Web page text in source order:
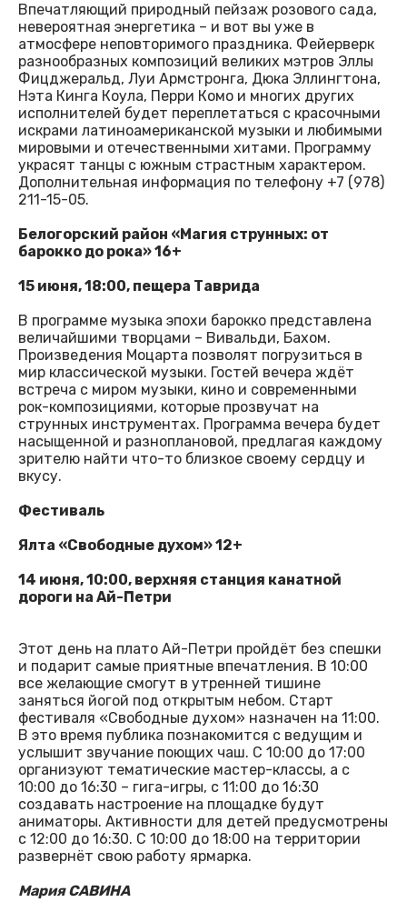
Впечатляющий природный пейзаж розового сада,
невероятная энергетика – и вот вы уже в
атмосфере неповторимого праздника. Фейерверк
разнообразных композиций великих мэтров Эллы
Фицджеральд, Луи Армстронга, Дюка Эллингтона,
Нэта Кинга Коула, Перри Комо и многих других
исполнителей будет переплетаться с красочными
искрами латиноамериканской музыки и любимыми
мировыми и отечественными хитами. Программу
украсят танцы с южным страстным характером.
Дополнительная информация по телефону +7 (978)
211-15-05.
Белогорский район «Магия струнных: от
барокко до рока» 16+
15 июня, 18:00, пещера Таврида
В программе музыка эпохи барокко представлена
величайшими творцами – Вивальди, Бахом.
Произведения Моцарта позволят погрузиться в
мир классической музыки. Гостей вечера ждёт
встреча с миром музыки, кино и современными
рок-композициями, которые прозвучат на
струнных инструментах. Программа вечера будет
насыщенной и разноплановой, предлагая каждому
зрителю найти что-то близкое своему сердцу и
вкусу.
Фестиваль
Ялта «Свободные духом» 12+
14 июня, 10:00, верхняя станция канатной
дороги на Ай-Петри
Этот день на плато Ай-Петри пройдёт без спешки
и подарит самые приятные впечатления. В 10:00
все желающие смогут в утренней тишине
заняться йогой под открытым небом. Старт
фестиваля «Свободные духом» назначен на 11:00.
В это время публика познакомится с ведущим и
услышит звучание поющих чаш. С 10:00 до 17:00
организуют тематические мастер-классы, а с
10:00 до 16:30 – гига-игры, с 11:00 до 16:30
создавать настроение на площадке будут
аниматоры. Активности для детей предусмотрены
с 12:00 до 16:30. С 10:00 до 18:00 на территории
развернёт свою работу ярмарка.
Мария САВИНА